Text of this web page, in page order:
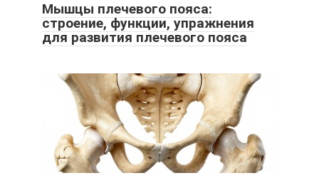
Мышцы плечевого пояса:
строение, функции, упражнения
для развития плечевого пояса